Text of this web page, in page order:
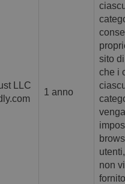
LLC
1 anno
sito
che i
non